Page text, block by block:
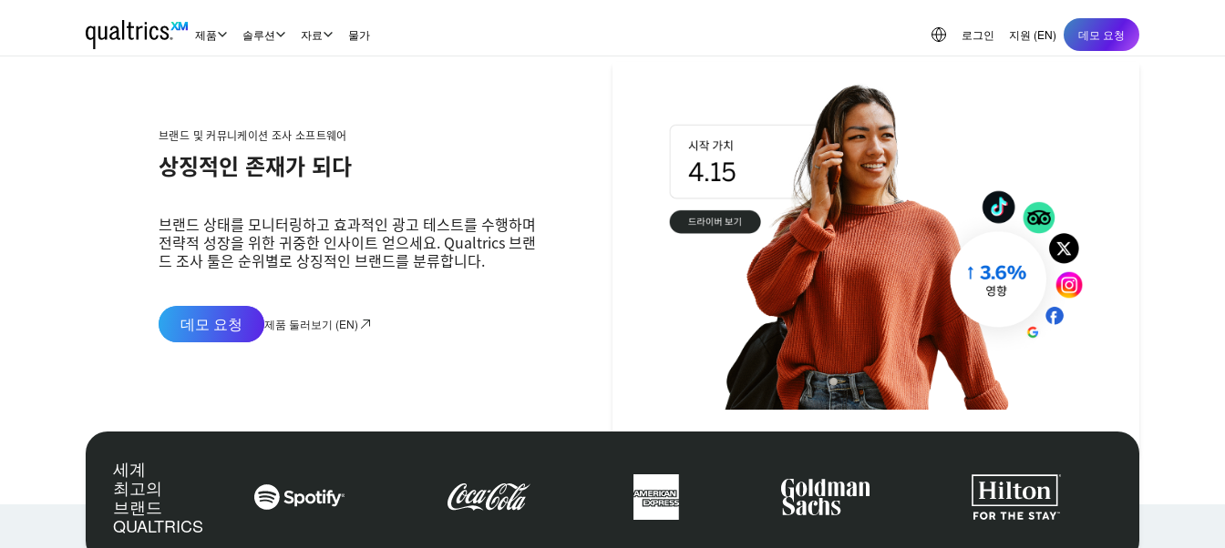
제품 솔루션 자료 물가 로그인 지원 (EN) 데모 요청
브랜드 및 커뮤니케이션 조사 소프트웨어
상징적인 존재가 되다
브랜드 상태를 모니터링하고 효과적인 광고 테스트를 수행하며
전략적 성장을 위한 귀중한 인사이트 얻으세요. Qualtrics 브랜
드 조사 툴은 순위별로 상징적인 브랜드를 분류합니다.
데모 요청 제품 둘러보기 (EN)
세계
최고의
브랜드
QUALTRICS